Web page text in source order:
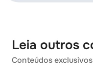
Leia outros
Conteúdos